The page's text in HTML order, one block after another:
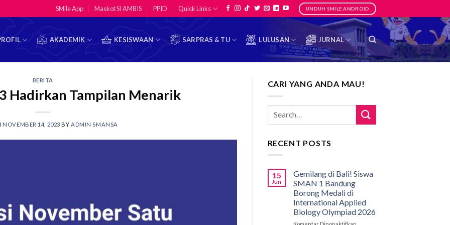
SMile App Maskot SI AMBIS PPID Quick Links UNDUH SMILE ANDROID
AKADEMIK KESISWAAN SARPRAS & TU LULUSAN JURNAL
BERITA
Hadirkan Tampilan Menarik
NOVEMBER 14, 2023 BY ADMIN SMANSA
CARI YANG ANDA MAU!
RECENT POSTS
15
Jun
Gemilang di Bali! Siswa
SMAN 1 Bandung
Borong Medali di
International Applied
Biology Olympiad 2026